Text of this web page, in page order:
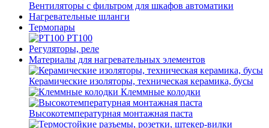
Вентиляторы с фильтром для шкафов автоматики
Нагревательные шланги
Термопары
PT100
Регуляторы, реле
Материалы для нагревательных элементов
Керамические изоляторы, техническая керамика, бусы
Клеммные колодки
Высокотемпературная монтажная паста